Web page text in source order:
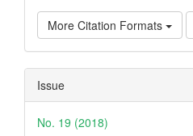
More Citation Formats
Issue
No. 19 (2018)